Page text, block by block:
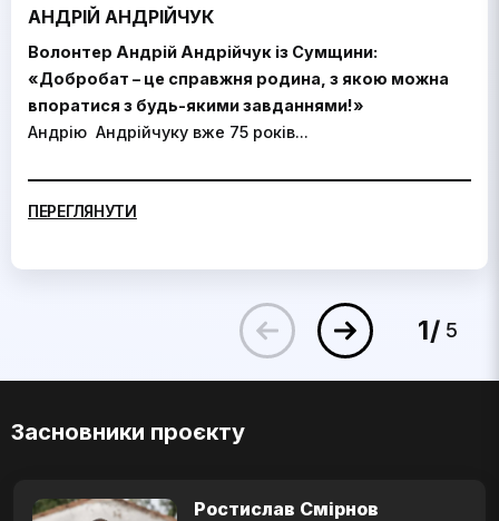
АНДРІЙ АНДРІЙЧУК
Волонтер Андрій Андрійчук із Сумщини:
«Добробат – це справжня родина, з якою можна
впоратися з будь-якими завданнями!»
Андрію Андрійчуку вже 75 років...
ПЕРЕГЛЯНУТИ
1 5
Засновники проєкту
Ростислав Смірнов